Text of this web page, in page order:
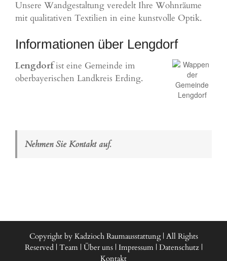
Unsere Wandgestaltung veredelt Ihre Wohnräume
mit qualitativen Textilien in eine kunstvolle Optik.
Informationen über Lengdorf
Lengdorfist eine Gemeinde im
oberbayerischen Landkreis Erding.
Nehmen Sie Kontakt auf.
Copyright by Kadzioch Raumausstattung | All Rights
Reserved | Team| Über uns| Impressum| Datenschutz|
Kontakt